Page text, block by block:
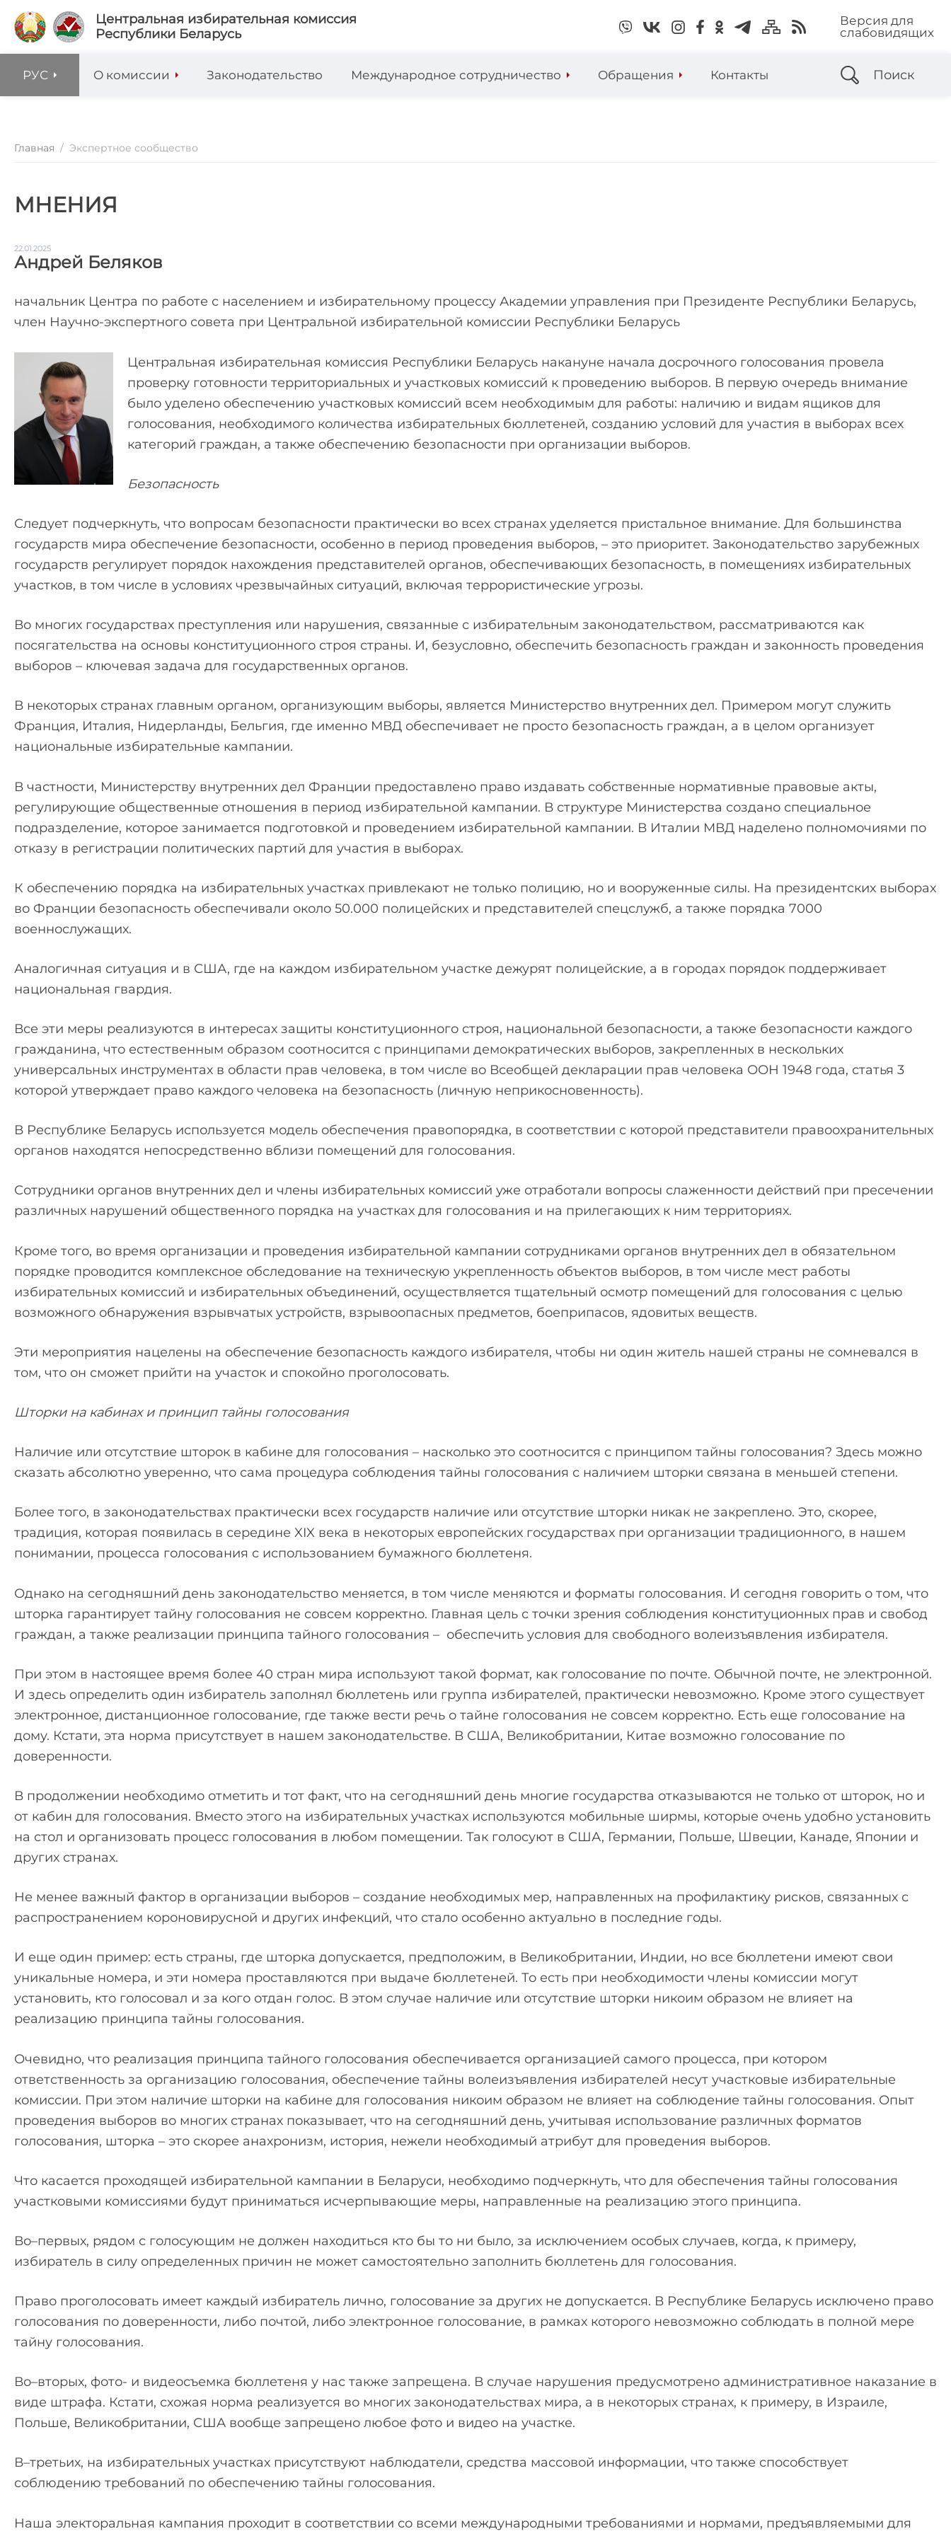
Центральная избирательная комиссия
Республики Беларусь
Версия для
слабовидящих
РУС О комиссии Законодательство Международное сотрудничество Обращения Контакты Поиск
Главная / Экспертное сообщество
МНЕНИЯ
22.01.2025
Андрей Беляков
начальник Центра по работе с населением и избирательному процессу Академии управления при Президенте Республики Беларусь,
член Научно-экспертного совета при Центральной избирательной комиссии Республики Беларусь
Центральная избирательная комиссия Республики Беларусь накануне начала досрочного голосования провела
проверку готовности территориальных и участковых комиссий к проведению выборов. В первую очередь внимание
было уделено обеспечению участковых комиссий всем необходимым для работы: наличию и видам ящиков для
голосования, необходимого количества избирательных бюллетеней, созданию условий для участия в выборах всех
категорий граждан, а также обеспечению безопасности при организации выборов.
Безопасность
Следует подчеркнуть, что вопросам безопасности практически во всех странах уделяется пристальное внимание. Для большинства
государств мира обеспечение безопасности, особенно в период проведения выборов, – это приоритет. Законодательство зарубежных
государств регулирует порядок нахождения представителей органов, обеспечивающих безопасность, в помещениях избирательных
участков, в том числе в условиях чрезвычайных ситуаций, включая террористические угрозы.
Во многих государствах преступления или нарушения, связанные с избирательным законодательством, рассматриваются как
посягательства на основы конституционного строя страны. И, безусловно, обеспечить безопасность граждан и законность проведения
выборов – ключевая задача для государственных органов.
В некоторых странах главным органом, организующим выборы, является Министерство внутренних дел. Примером могут служить
Франция, Италия, Нидерланды, Бельгия, где именно МВД обеспечивает не просто безопасность граждан, а в целом организует
национальные избирательные кампании.
В частности, Министерству внутренних дел Франции предоставлено право издавать собственные нормативные правовые акты,
регулирующие общественные отношения в период избирательной кампании. В структуре Министерства создано специальное
подразделение, которое занимается подготовкой и проведением избирательной кампании. В Италии МВД наделено полномочиями по
отказу в регистрации политических партий для участия в выборах.
К обеспечению порядка на избирательных участках привлекают не только полицию, но и вооруженные силы. На президентских выборах
во Франции безопасность обеспечивали около 50.000 полицейских и представителей спецслужб, а также порядка 7000
военнослужащих.
Аналогичная ситуация и в США, где на каждом избирательном участке дежурят полицейские, а в городах порядок поддерживает
национальная гвардия.
Все эти меры реализуются в интересах защиты конституционного строя, национальной безопасности, а также безопасности каждого
гражданина, что естественным образом соотносится с принципами демократических выборов, закрепленных в нескольких
универсальных инструментах в области прав человека, в том числе во Всеобщей декларации прав человека ООН 1948 года, статья 3
которой утверждает право каждого человека на безопасность (личную неприкосновенность).
В Республике Беларусь используется модель обеспечения правопорядка, в соответствии с которой представители правоохранительных
органов находятся непосредственно вблизи помещений для голосования.
Сотрудники органов внутренних дел и члены избирательных комиссий уже отработали вопросы слаженности действий при пресечении
различных нарушений общественного порядка на участках для голосования и на прилегающих к ним территориях.
Кроме того, во время организации и проведения избирательной кампании сотрудниками органов внутренних дел в обязательном
порядке проводится комплексное обследование на техническую укрепленность объектов выборов, в том числе мест работы
избирательных комиссий и избирательных объединений, осуществляется тщательный осмотр помещений для голосования с целью
возможного обнаружения взрывчатых устройств, взрывоопасных предметов, боеприпасов, ядовитых веществ.
Эти мероприятия нацелены на обеспечение безопасность каждого избирателя, чтобы ни один житель нашей страны не сомневался в
том, что он сможет прийти на участок и спокойно проголосовать.
Шторки на кабинах и принцип тайны голосования
Наличие или отсутствие шторок в кабине для голосования – насколько это соотносится с принципом тайны голосования? Здесь можно
сказать абсолютно уверенно, что сама процедура соблюдения тайны голосования с наличием шторки связана в меньшей степени.
Более того, в законодательствах практически всех государств наличие или отсутствие шторки никак не закреплено. Это, скорее,
традиция, которая появилась в середине XIX века в некоторых европейских государствах при организации традиционного, в нашем
понимании, процесса голосования с использованием бумажного бюллетеня.
Однако на сегодняшний день законодательство меняется, в том числе меняются и форматы голосования. И сегодня говорить о том, что
шторка гарантирует тайну голосования не совсем корректно. Главная цель с точки зрения соблюдения конституционных прав и свобод
граждан, а также реализации принципа тайного голосования – обеспечить условия для свободного волеизъявления избирателя.
При этом в настоящее время более 40 стран мира используют такой формат, как голосование по почте. Обычной почте, не электронной.
И здесь определить один избиратель заполнял бюллетень или группа избирателей, практически невозможно. Кроме этого существует
электронное, дистанционное голосование, где также вести речь о тайне голосования не совсем корректно. Есть еще голосование на
дому. Кстати, эта норма присутствует в нашем законодательстве. В США, Великобритании, Китае возможно голосование по
доверенности.
В продолжении необходимо отметить и тот факт, что на сегодняшний день многие государства отказываются не только от шторок, но и
от кабин для голосования. Вместо этого на избирательных участках используются мобильные ширмы, которые очень удобно установить
на стол и организовать процесс голосования в любом помещении. Так голосуют в США, Германии, Польше, Швеции, Канаде, Японии и
других странах.
Не менее важный фактор в организации выборов – создание необходимых мер, направленных на профилактику рисков, связанных с
распространением короновирусной и других инфекций, что стало особенно актуально в последние годы.
И еще один пример: есть страны, где шторка допускается, предположим, в Великобритании, Индии, но все бюллетени имеют свои
уникальные номера, и эти номера проставляются при выдаче бюллетеней. То есть при необходимости члены комиссии могут
установить, кто голосовал и за кого отдан голос. В этом случае наличие или отсутствие шторки никоим образом не влияет на
реализацию принципа тайны голосования.
Очевидно, что реализация принципа тайного голосования обеспечивается организацией самого процесса, при котором
ответственность за организацию голосования, обеспечение тайны волеизъявления избирателей несут участковые избирательные
комиссии. При этом наличие шторки на кабине для голосования никоим образом не влияет на соблюдение тайны голосования. Опыт
проведения выборов во многих странах показывает, что на сегодняшний день, учитывая использование различных форматов
голосования, шторка – это скорее анахронизм, история, нежели необходимый атрибут для проведения выборов.
Что касается проходящей избирательной кампании в Беларуси, необходимо подчеркнуть, что для обеспечения тайны голосования
участковыми комиссиями будут приниматься исчерпывающие меры, направленные на реализацию этого принципа.
Во–первых, рядом с голосующим не должен находиться кто бы то ни было, за исключением особых случаев, когда, к примеру,
избиратель в силу определенных причин не может самостоятельно заполнить бюллетень для голосования.
Право проголосовать имеет каждый избиратель лично, голосование за других не допускается. В Республике Беларусь исключено право
голосования по доверенности, либо почтой, либо электронное голосование, в рамках которого невозможно соблюдать в полной мере
тайну голосования.
Во–вторых, фото- и видеосъемка бюллетеня у нас также запрещена. В случае нарушения предусмотрено административное наказание в
виде штрафа. Кстати, схожая норма реализуется во многих законодательствах мира, а в некоторых странах, к примеру, в Израиле,
Польше, Великобритании, США вообще запрещено любое фото и видео на участке.
В–третьих, на избирательных участках присутствуют наблюдатели, средства массовой информации, что также способствует
соблюдению требований по обеспечению тайны голосования.
Наша электоральная кампания проходит в соответствии со всеми международными требованиями и нормами, предъявляемыми для